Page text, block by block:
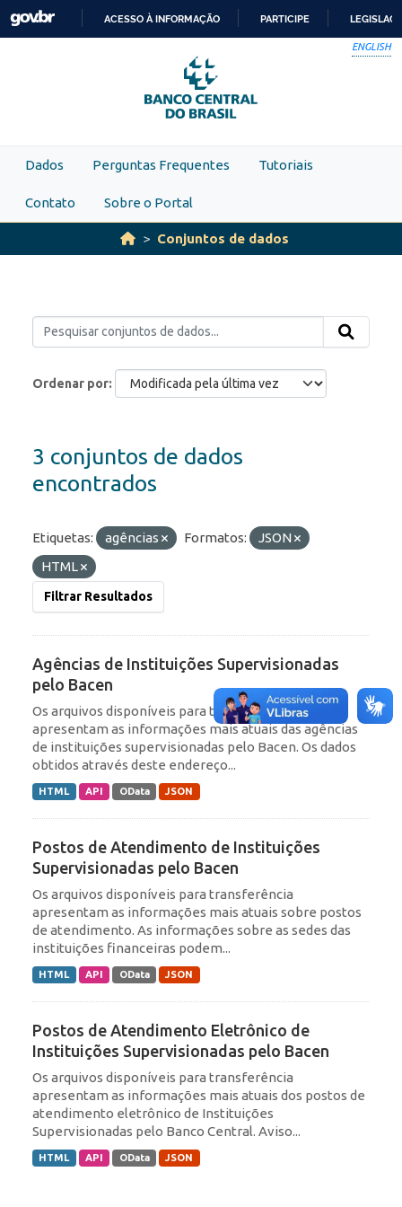
Skip to main content
PARA
O
CONTEÚDO
ACESSO À INFORMAÇÃO PARTICIPE
ENGLISH
Dados Perguntas Frequentes Tutoriais
Contato Sobre o Portal
Conjuntos de dados
Ordenar por
3 conjuntos de dados
encontrados
Etiquetas: agências Formatos:
JSON
HTML
Filtrar Resultados
Agências de Instituições Supervisionadas
pelo Bacen
Os arquivos disponíveis para transferência
apresentam as informações mais atuais das agências
de instituições supervisionadas pelo Bacen. Os dados
obtidos através deste endereço...
HTML API OData JSON
Postos de Atendimento de Instituições
Supervisionadas pelo Bacen
Os arquivos disponíveis para transferência
apresentam as informações mais atuais sobre postos
de atendimento. As informações sobre as sedes das
instituições financeiras podem...
HTML API OData JSON
Postos de Atendimento Eletrônico de
Instituições Supervisionadas pelo Bacen
Os arquivos disponíveis para transferência
apresentam as informações mais atuais dos postos de
atendimento eletrônico de Instituições
Supervisionadas pelo Banco Central. Aviso...
HTML API OData JSON